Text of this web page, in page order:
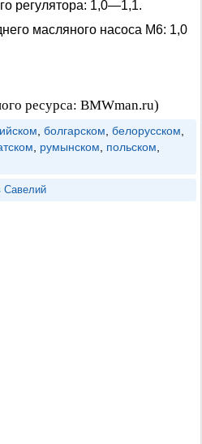
регулятора: 1,0—1,1.
масляного насоса М6: 1,0
ресурса: BMWman.ru)
болгарском белорусском
румынском польском
Савелий